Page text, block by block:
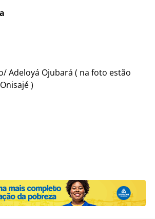
Adeloyá Ojubará ( na foto estão
)